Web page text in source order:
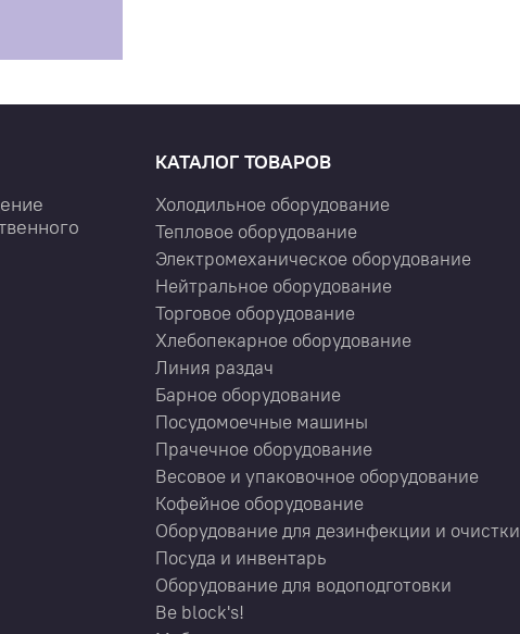
КАТАЛОГ ТОВАРОВ
Холодильное оборудование
Тепловое оборудование
Электромеханическое оборудование
Нейтральное оборудование
Торговое оборудование
Хлебопекарное оборудование
Линия раздач
Барное оборудование
Посудомоечные машины
Прачечное оборудование
Весовое и упаковочное оборудование
Кофейное оборудование
Оборудование для дезинфекции и очистки
Посуда и инвентарь
Оборудование для водоподготовки
Be block's!